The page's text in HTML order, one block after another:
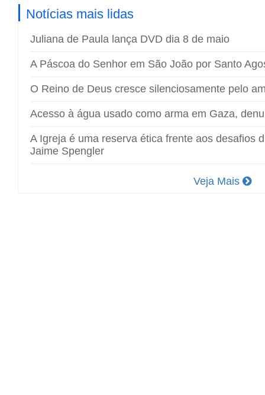
Notícias mais lidas
Juliana de Paula lança DVD dia 8 de maio
A Páscoa do Senhor em São João por Santo
O Reino de Deus cresce silenciosamente pelo
Acesso à água usado como arma em Gaza,
A Igreja é uma reserva ética frente aos desafios
Jaime Spengler
Veja Mais